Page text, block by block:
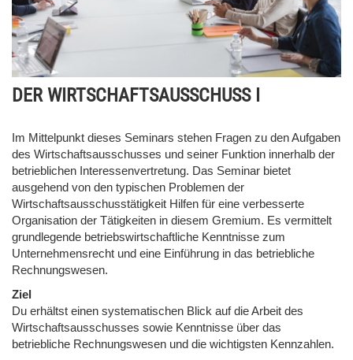
DER WIRTSCHAFTSAUSSCHUSS I
Im Mittelpunkt dieses Seminars stehen Fragen zu den Aufgaben
des Wirtschaftsausschusses und seiner Funktion innerhalb der
betrieblichen Interessenvertretung. Das Seminar bietet
ausgehend von den typischen Problemen der
Wirtschaftsausschusstätigkeit Hilfen für eine verbesserte
Organisation der Tätigkeiten in diesem Gremium. Es vermittelt
grundlegende betriebswirtschaftliche Kenntnisse zum
Unternehmensrecht und eine Einführung in das betriebliche
Rechnungswesen.
Ziel
Du erhältst einen systematischen Blick auf die Arbeit des
Wirtschaftsausschusses sowie Kenntnisse über das
betriebliche Rechnungswesen und die wichtigsten Kennzahlen.